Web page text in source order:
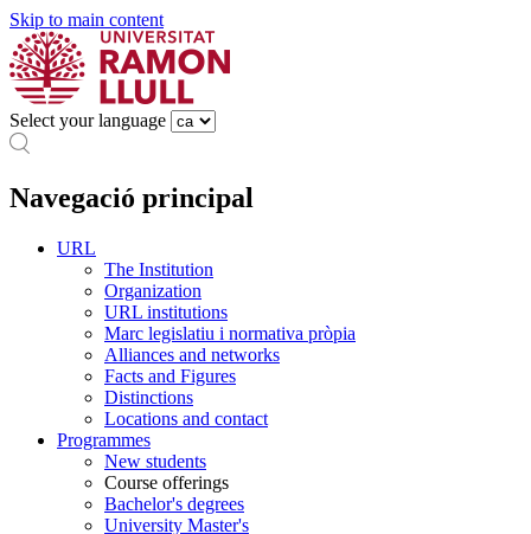
Skip to main content
Select your language
Navegació principal
URL
The Institution
Organization
URL institutions
Marc legislatiu i normativa pròpia
Alliances and networks
Facts and Figures
Distinctions
Locations and contact
Programmes
New students
Course offerings
Bachelor's degrees
University Master's